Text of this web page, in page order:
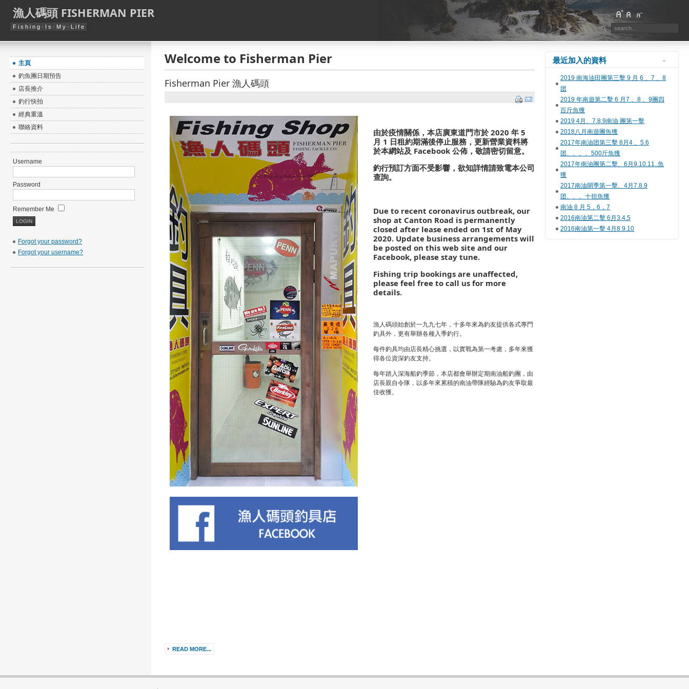
漁人碼頭 FISHERMAN PIER
F i s h i n g · I s · M y · L i f e
Welcome to Fisherman Pier
Fisherman Pier 漁人碼頭
由於疫情關係，本店廣東道門市於 2020 年 5
月 1 日租約期滿後停止服務，更新營業資料將
於本網站及 Facebook 公佈，敬請密切留意。
釣行預訂方面不受影響，欲知詳情請致電本公司
查詢。
Due to recent coronavirus outbreak, our
shop at Canton Road is permanently
closed after lease ended on 1st of May
2020. Update business arrangements will
be posted on this web site and our
Facebook, please stay tune.
Fishing trip bookings are unaffected,
please feel free to call us for more
details.
漁人碼頭始創於一九九七年，十多年來為釣友提供各式專門
釣具外，更有舉辦各種入季釣行。
每件釣具均由店長精心挑選，以實戰為第一考慮，多年來獲
得各位資深釣友支持。
每年踏入深海船釣季節，本店都會舉辦定期南油船釣團，由
店長親自令隊，以多年來累積的南油帶隊經驗為釣友爭取最
佳收獲。
READ MORE...
主頁
釣魚團日期預告
店長推介
釣行快拍
經典重溫
聯絡資料
Username
Password
Remember Me
Forgot your password?
Forgot your username?
最近加入的資料
2019 南海油田團第三擊 9 月 6 、7 、8
团
2019 年南遊第二擊 6 月7 、8 、9團四
百斤魚獲
2019 4月、7.8.9南油 團第一擊
2018八月南遊團魚獲
2017年南油团第三擊 8月4 、5.6
团、、、、500斤魚獲
2017年南油團第二擊、6月9.10.11..魚
獲
2017南油開季第一擊、4月7.8.9
团、、、十担魚獲
南油 8 月 5，6，7
2016南油第二擊 6月3.4.5
2016南油第一擊 4月8.9.10